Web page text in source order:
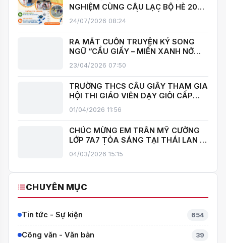
NGHIỆM CÙNG CÂU LẠC BỘ HÈ 2026
TRƯỜNG THCS CẦU GIẤY!
24/07/2026 08:24
RA MẮT CUỐN TRUYỆN KÝ SONG
NGỮ “CẦU GIẤY – MIỀN XANH NỞ
HOA”, KHÁNH THÀNH THƯ VIỆN MỞ,
LAN TOẢ VĂN HOÁ ĐỌC
23/04/2026 07:50
TRƯỜNG THCS CẦU GIẤY THAM GIA
HỘI THI GIÁO VIÊN DẠY GIỎI CẤP
TRUNG HỌC CƠ SỞ PHƯỜNG YÊN
HOÀ
01/04/2026 11:56
CHÚC MỪNG EM TRẦN MỸ CƯỜNG
LỚP 7A7 TỎA SÁNG TẠI THÁI LAN –
MANG VỀ HUY CHƯƠNG BẠC TOÁN
QUỐC TẾ ITMC 2026
04/03/2026 15:15
CHUYÊN MỤC
Tin tức - Sự kiện 654
Công văn - Văn bản 39